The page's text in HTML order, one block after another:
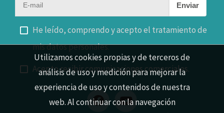
Enviar
He leído, comprendo y acepto el tratamiento de
mis datos personales.
Acepto recibir comunicaciones comerciales.
Utilizamos cookies propias y de terceros de
análisis de uso y medición para mejorar la
experiencia de uso y contenidos de nuestra
web. Al continuar con la navegación